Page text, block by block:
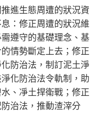
進生態周遭的狀況資
：修正周遭的狀況維
遵守的基礎理念、基
情勢斷定上去；修正
防治法，制訂泥土淨
化防治法令軌制，助
、凈土捍衛戰；修正
治法，推動渣滓分